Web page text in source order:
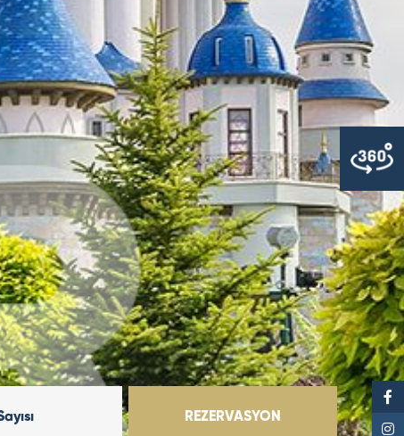
REZERVASYON